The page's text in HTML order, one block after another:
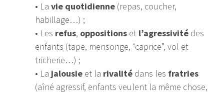
• La vie quotidienne (repas, coucher,
habillage…) ;
• Les refus, oppositions et l’agressivité des
enfants (tape, mensonge, “caprice”, vol et
tricherie…) ;
• La jalousie et la rivalité dans les fratries
(aîné agressif, enfants veulent la même chose,